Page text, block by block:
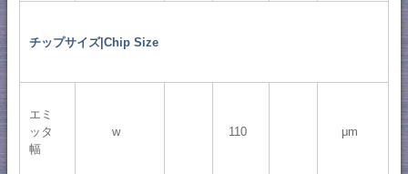
チップサイズ|Chip Size
エミ
ッタ
幅
w 110 μm